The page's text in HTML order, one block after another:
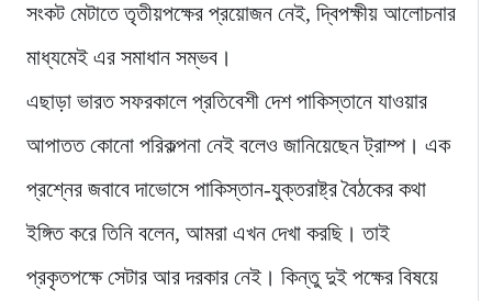
সংকট মেটাতে তৃতীয়পক্ষের প্রয়োজন নেই, দ্বিপক্ষীয় আলোচনার
মাধ্যমেই এর সমাধান সম্ভব।
এছাড়া ভারত সফরকালে প্রতিবেশী দেশ পাকিস্তানে যাওয়ার
আপাতত কোনো পরিকল্পনা নেই বলেও জানিয়েছেন ট্রাম্প। এক
প্রশ্নের জবাবে দাভোসে পাকিস্তান-যুক্তরাষ্ট্র বৈঠকের কথা
ইঙ্গিত করে তিনি বলেন, আমরা এখন দেখা করছি। তাই
প্রকৃতপক্ষে সেটার আর দরকার নেই। কিন্তু দুই পক্ষের বিষয়ে